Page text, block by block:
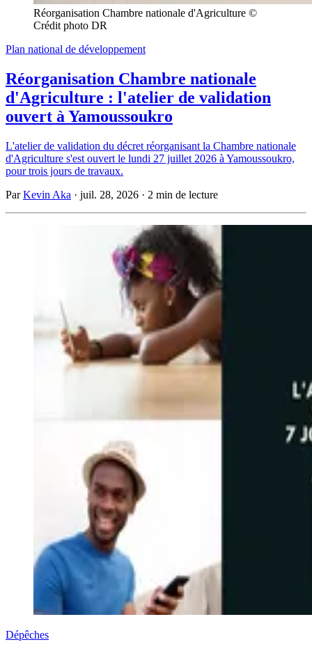
Réorganisation Chambre nationale d'Agriculture ©
Crédit photo DR
Plan national de développement
Réorganisation Chambre nationale
d'Agriculture : l'atelier de validation
ouvert à Yamoussoukro
L'atelier de validation du décret réorganisant la Chambre nationale
d'Agriculture s'est ouvert le lundi 27 juillet 2026 à Yamoussoukro,
pour trois jours de travaux.
ParKevin Aka · juil. 28, 2026 · 2 min de lecture
Dépêches